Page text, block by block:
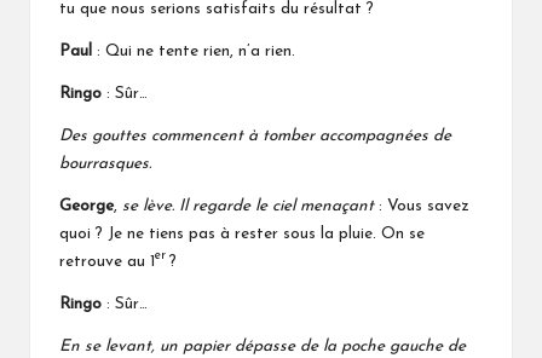
tu que nous serions satisfaits du résultat ?
Paul : Qui ne tente rien, n’a rien.
Ringo : Sûr…
Des gouttes commencent à tomber accompagnées de
bourrasques.
George, se lève. Il regarde le ciel menaçant: Vous savez
quoi ? Je ne tiens pas à rester sous la pluie. On se
retrouve au 1 er ?
Ringo : Sûr…
En se levant, un papier dépasse de la poche gauche de